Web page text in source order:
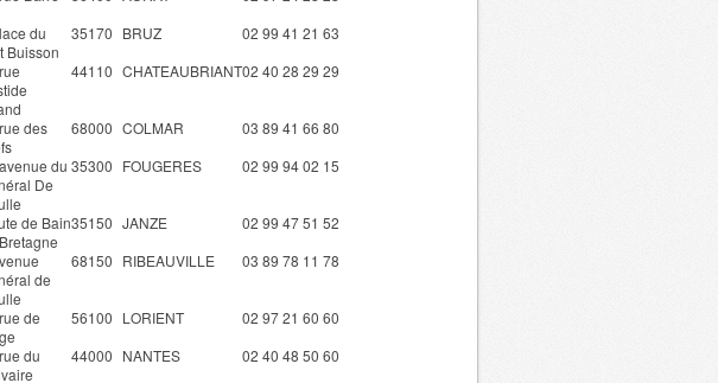
du
Buisson
35170 BRUZ
02 99 41 21 63
44110 CHATEAUBRIANT02 40 28 29 29
des
68000 COLMAR
03 89 41 66 80
du
De
35300 FOUGERES 02 99 94 02 15
de Bain35150 JANZE
02 99 47 51 52
de
68150 RIBEAUVILLE 03 89 78 11 78
de
56100 LORIENT
02 97 21 60 60
du
44000 NANTES
02 40 48 50 60